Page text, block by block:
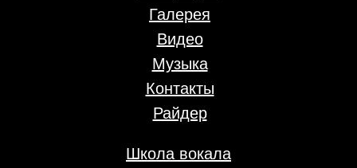
Галерея
Видео
Музыка
Контакты
Райдер
Школа вокала